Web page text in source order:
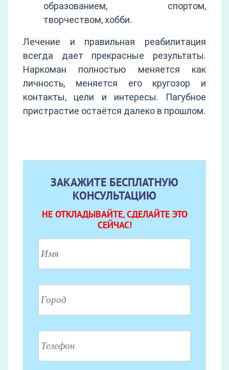
образованием, спортом,
творчеством, хобби.
Лечение и правильная реабилитация
всегда дает прекрасные результаты.
Наркоман полностью меняется как
личность, меняется его кругозор и
контакты, цели и интересы. Пагубное
пристрастие остаётся далеко в прошлом.
ЗАКАЖИТЕ БЕСПЛАТНУЮ
КОНСУЛЬТАЦИЮ
НЕ ОТКЛАДЫВАЙТЕ, СДЕЛАЙТЕ ЭТО
СЕЙЧАС!